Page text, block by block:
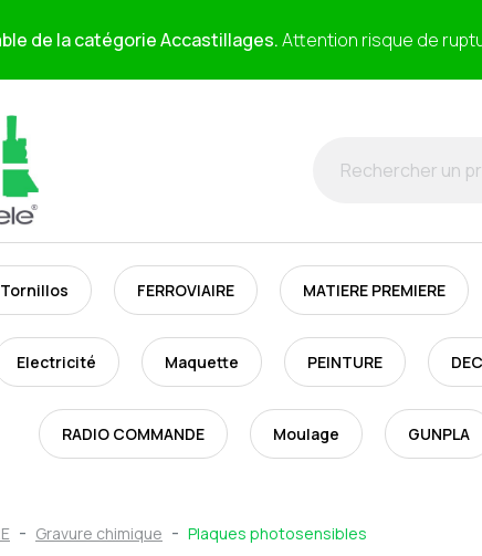
de la catégorie Accastillages.Attention risque de
FERROVIAIRE MATIERE PREMIERE
Electricité Maquette PEINTURE
RADIO COMMANDE Moulage GUNPLA
Gravure chimique Plaques photosensibles